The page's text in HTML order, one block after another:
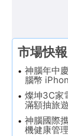
市場快報
神腦年中
腦幣
燦坤3C家
滿額抽旅
神腦國際
機健康管